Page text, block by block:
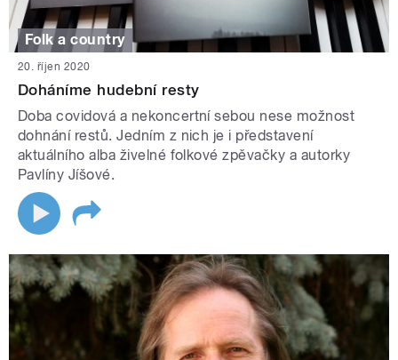
Folk a country
20. říjen 2020
Doháníme hudební resty
Doba covidová a nekoncertní sebou nese možnost
dohnání restů. Jedním z nich je i představení
aktuálního alba živelné folkové zpěvačky a autorky
Pavlíny Jíšové.